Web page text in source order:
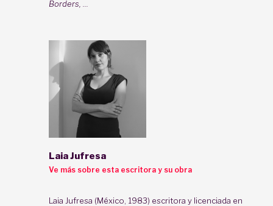
Borders, ...
Laia Jufresa
Ve más sobre esta escritora y su obra
Laia Jufresa (México, 1983) escritora y licenciada en